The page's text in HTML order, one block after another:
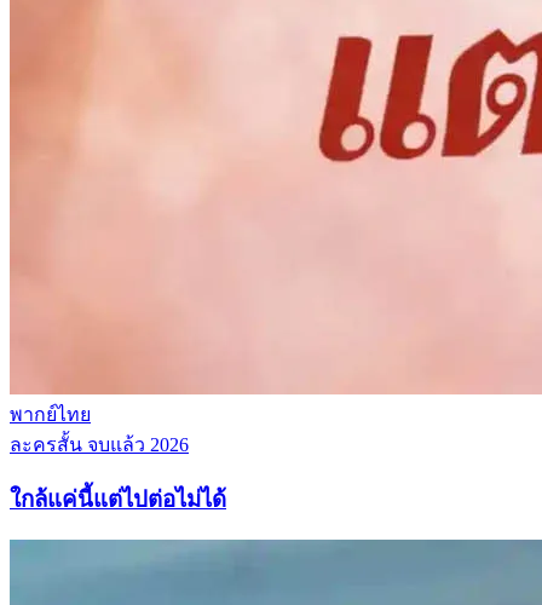
พากย์ไทย
ละครสั้น จบแล้ว 2026
ใกล้แค่นี้แต่ไปต่อไม่ได้